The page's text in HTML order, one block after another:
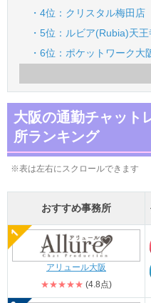
・4位：クリスタル梅田店
・5位：ルビア(Rubia)天王
・6位：ポケットワーク大
大阪の通勤チャット
所ランキング
※表は左右にスクロールできます
おすすめ事務所
アリュール大阪
★★★★★ (4.8点)